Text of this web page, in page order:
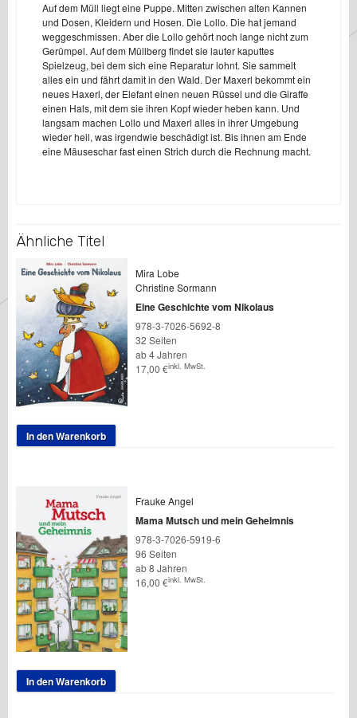
Auf dem Müll liegt eine Puppe. Mitten zwischen alten Kannen
und Dosen, Kleidern und Hosen. Die Lollo. Die hat jemand
weggeschmissen. Aber die Lollo gehört noch lange nicht zum
Gerümpel. Auf dem Müllberg findet sie lauter kaputtes
Spielzeug, bei dem sich eine Reparatur lohnt. Sie sammelt
alles ein und fährt damit in den Wald. Der Maxerl bekommt ein
neues Haxerl, der Elefant einen neuen Rüssel und die Giraffe
einen Hals, mit dem sie ihren Kopf wieder heben kann. Und
langsam machen Lollo und Maxerl alles in ihrer Umgebung
wieder heil, was irgendwie beschädigt ist. Bis ihnen am Ende
eine Mäuseschar fast einen Strich durch die Rechnung macht.
Ähnliche Titel
Mira Lobe
Christine Sormann
Eine Geschichte vom Nikolaus
978-3-7026-5692-8
32 Seiten
ab 4 Jahren
17,00 €inkl. MwSt.
In den Warenkorb
Frauke Angel
Mama Mutsch und mein Geheimnis
978-3-7026-5919-6
96 Seiten
ab 8 Jahren
16,00 €inkl. MwSt.
In den Warenkorb